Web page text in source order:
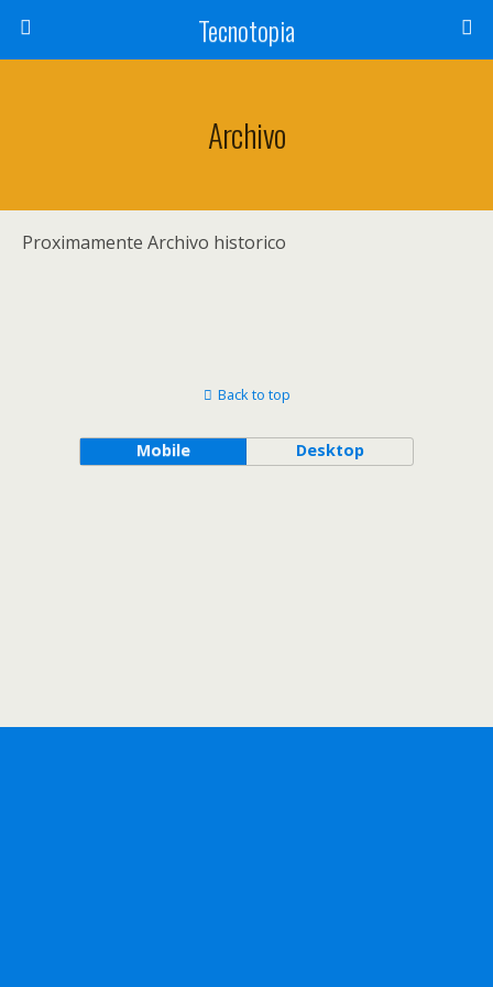
Tecnotopia
Archivo
Proximamente Archivo historico
Back to top
Mobile Desktop